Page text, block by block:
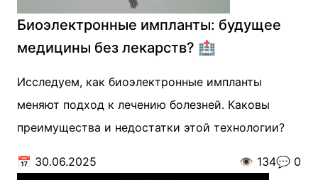
Биоэлектронные импланты: будущее
медицины без лекарств? 🏥
Исследуем, как биоэлектронные импланты
меняют подход к лечению болезней. Каковы
преимущества и недостатки этой технологии?
📅 30.06.2025 👁️ 134💬 0